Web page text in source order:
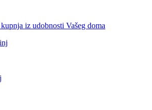
iz udobnosti Vašeg doma